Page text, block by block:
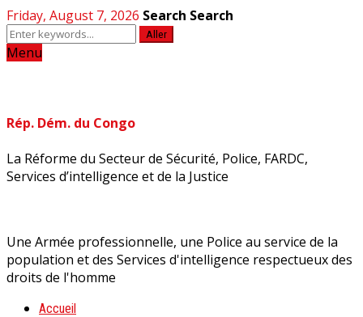
Friday, August 7, 2026 Search Search
Aller
Menu
Rép. Dém. du Congo
La Réforme du Secteur de Sécurité, Police, FARDC,
Services d’intelligence et de la Justice
Une Armée professionnelle, une Police au service de la
population et des Services d'intelligence respectueux des
droits de l'homme
Accueil